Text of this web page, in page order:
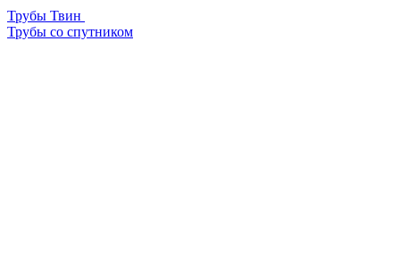
Трубы Твин
Трубы со спутником